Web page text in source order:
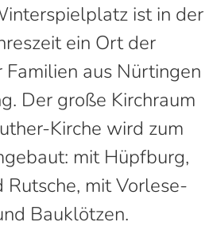
ist in der
ein Ort der
aus Nürtingen
Der große Kirchraum
Kirche wird zum
mit Hüpfburg,
mit Vorlese-
Bauklötzen.